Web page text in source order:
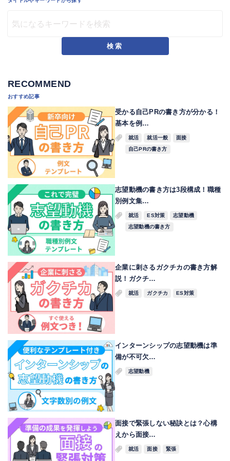
検索
RECOMMEND
おすすめ記事
受かる自己PRの書き方が分かる！
基本を例…
就活 就活一般
面接
自己PRの書き方
志望動機の書き方は3段構成！職種
別例文集…
就活 ES対策
志望動機
志望動機の書き方
企業に刺さるガクチカの書き方解
説！ガクチ…
就活 ガクチカ ES対策
インターンシップの志望動機は準
備が不可欠…
志望動機
面接で緊張しない秘訣とは？心構
えから面接…
就活 面接 緊張